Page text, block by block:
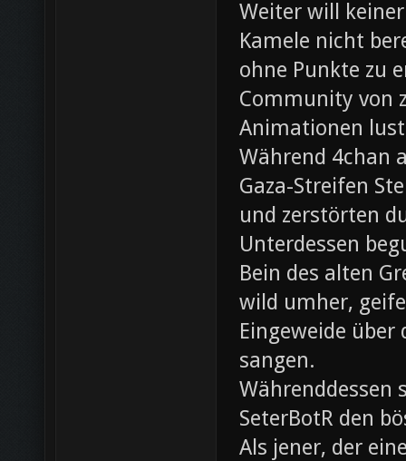
Weiter will
Kamele nicht
ohne Punkte zu
Community von
Animationen
Während 4chan
Gaza-Streifen
und zerstörten
Unterdessen
Bein des alten
wild umher,
Eingeweide
sangen.
Währenddessen
SeterBotR den
Als jener, der